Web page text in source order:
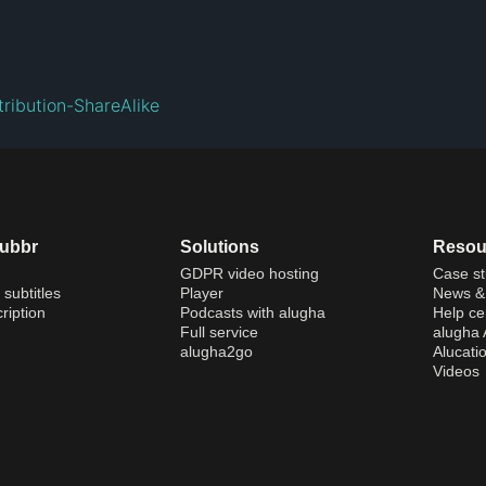
ShareAlike
subtitles
Solutions
GDPR video hosting
Player
Podcasts with alugha
Full service
alugha2go
Case
News
Help
alugha
Videos